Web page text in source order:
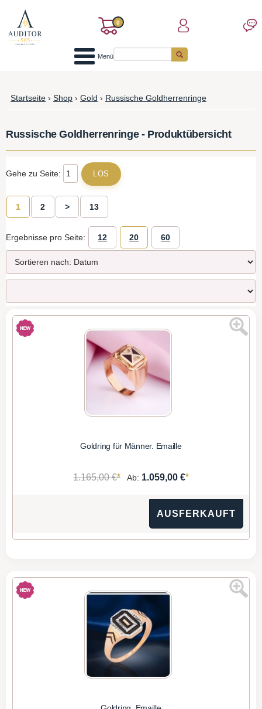
0
Menü
Startseite › Shop › Gold › Russische Goldherrenringe
Russische Goldherrenringe - Produktübersicht
Gehe zu Seite:
1 2 > 13
Ergebnisse pro Seite: 12 20 60
Goldring für Männer. Emaille
1.165,00 €* Ab: 1.059,00 €*
AUSFERKAUFT